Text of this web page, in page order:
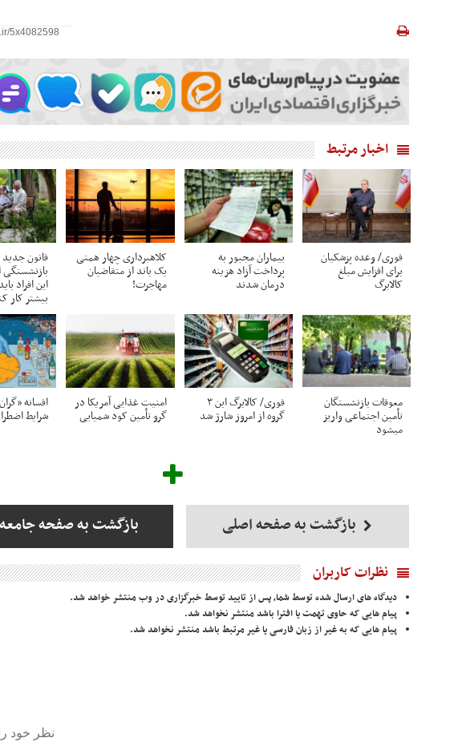
اخبار مرتبط
فوری/ وعده پزشکیان
برای افزایش مبلغ
کالابرگ
بیماران مجبور به
پرداخت آزاد هزینه
درمان شدند
کلاهبرداری چهار همتی
یک باند از متقاضیان
مهاجرت!
قانون جدید
بیشتر کار
معوقات بازنشستگان
تأمین اجتماعی واریز
میشود
فوری/ کالابرگ این ۳
گروه از امروز شارژ شد
امنیت غذایی آمریکا در
گرو تأمین کود شمیایی
افسانه
شرایط
بازگشت به صفحه اصلی بازگشت به صفحه جامعه
نظرات کاربران
دیدگاه های ارسال شده توسط شما، پس از تایید توسط خبرگزاری در وب منتشر خواهد شد.
پیام هایی که حاوی تهمت یا افترا باشد منتشر نخواهد شد.
پیام هایی که به غیر از زبان فارسی یا غیر مرتبط باشد منتشر نخواهد شد.